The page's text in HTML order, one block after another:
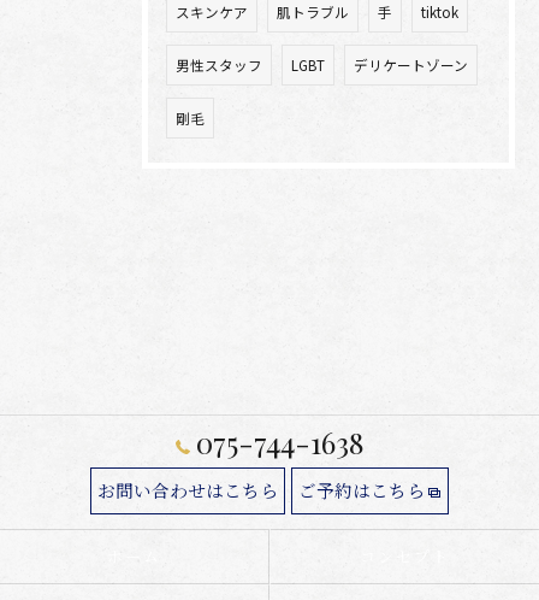
スキンケア 肌トラブル 手 tiktok
男性スタッフ LGBT デリケートゾーン
剛毛
075-744-1638
お問い合わせはこちら ご予約はこちら